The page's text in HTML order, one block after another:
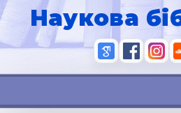
Наукова